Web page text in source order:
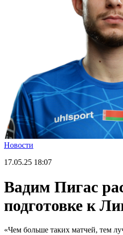
Новости
17.05.25 18:07
Вадим Пигас
подготовке к
«Чем больше таких матчей, тем